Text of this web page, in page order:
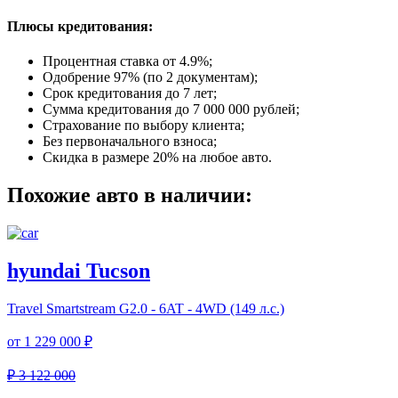
Плюсы кредитования:
Процентная ставка от 4.9%;
Одобрение 97% (по 2 документам);
Срок кредитования до 7 лет;
Сумма кредитования до 7 000 000 рублей;
Страхование по выбору клиента;
Без первоначального взноса;
Скидка в размере 20% на любое авто.
Похожие авто в наличии:
hyundai Tucson
Travel Smartstream G2.0 - 6AT - 4WD (149 л.с.)
от 1 229 000 ₽
₽ 3 122 000